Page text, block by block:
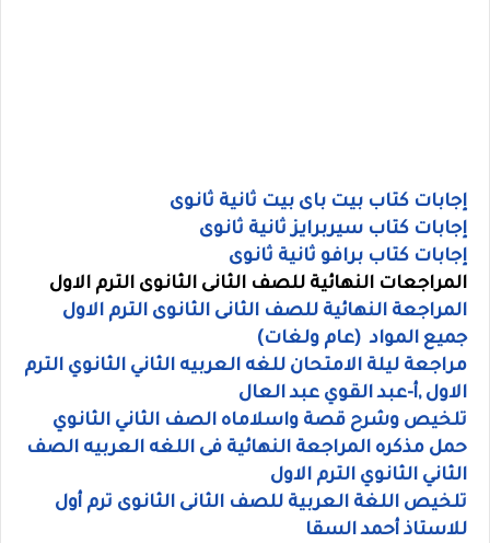
إجابات كتاب بيت باى بيت ثانية ثانوى
إجابات كتاب سيربرايز ثانية ثانوى
إجابات كتاب برافو ثانية ثانوى
المراجعات النهائية للصف الثانى الثانوى الترم الاول
المراجعة النهائية للصف الثانى الثانوى الترم الاول
جميع المواد (عام ولغات)
مراجعة ليلة الامتحان للغه العربيه الثاني الثانوي الترم
الاول ,أ-عبد القوي عبد العال
تلخيص وشرح قصة واسلاماه الصف الثاني الثانوي
حمل مذكره المراجعة النهائية فى اللغه العربيه الصف
الثاني الثانوي الترم الاول
تلخيص اللغة العربية للصف الثانى الثانوى ترم أول
للاستاذ أحمد السقا